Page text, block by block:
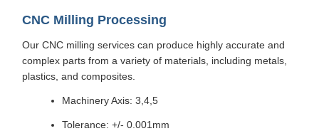
CNC Milling Processing
Our CNC milling services can produce highly accurate and
complex parts from a variety of materials, including metals,
plastics, and composites.
Machinery Axis: 3,4,5
Tolerance: +/- 0.001mm